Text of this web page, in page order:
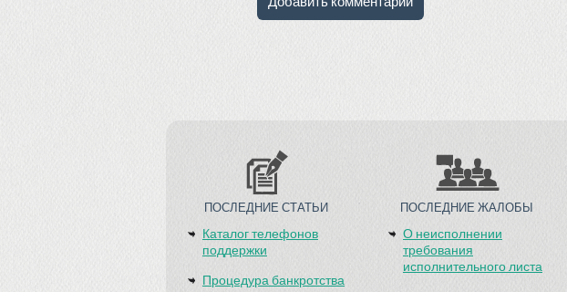
ПОСЛЕДНИЕ СТАТЬИ
Каталог телефонов
поддержки
Процедура банкротства
ПОСЛЕДНИЕ ЖАЛОБЫ
О неисполнении
требования
исполнительного листа